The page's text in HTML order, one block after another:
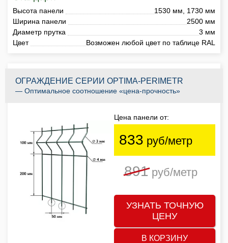
Высота панели
1530 мм, 1730 мм
Ширина панели
2500 мм
Диаметр прутка
3 мм
Цвет
Возможен любой цвет по таблице RAL
ОГРАЖДЕНИЕ СЕРИИ OPTIMA-PERIMETR
— Оптимальное соотношение «цена-прочность»
Цена панели от:
833 руб/метр
891руб/метр
УЗНАТЬ ТОЧНУЮ
ЦЕНУ
В КОРЗИНУ